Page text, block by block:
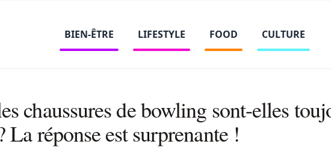
BIEN-ÊTRE LIFESTYLE FOOD CULTURE
chaussures de bowling sont-elles
La réponse est surprenante !